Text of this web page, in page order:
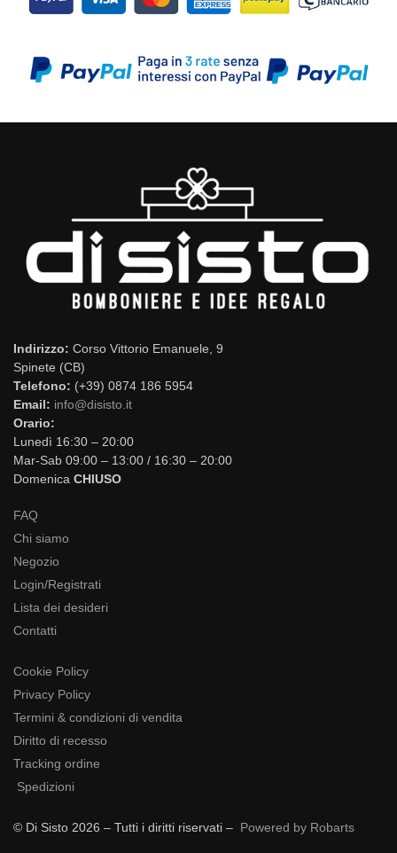
Indirizzo: Corso Vittorio Emanuele, 9
Spinete (CB)
Telefono: (+39) 0874 186 5954
Email: info@disisto.it
Orario:
Lunedì 16:30 – 20:00
Mar-Sab 09:00 – 13:00 / 16:30 – 20:00
Domenica CHIUSO
FAQ
Chi siamo
Negozio
Login/Registrati
Lista dei desideri
Contatti
Cookie Policy
Privacy Policy
Termini & condizioni di vendita
Diritto di recesso
Tracking ordine
Spedizioni
© Di Sisto 2026 – Tutti i diritti riservati – Powered by Robarts